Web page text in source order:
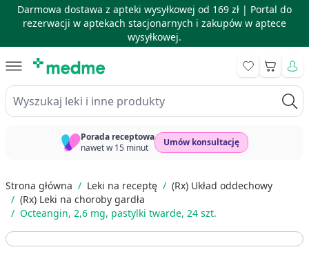
Darmowa dostawa z apteki wysyłkowej od 169 zł | Portal do
rezerwacji w aptekach stacjonarnych i zakupów w aptece
wysyłkowej.
Wyszukaj leki i inne produkty
Koszyk
Porada receptowa
nawet w 15 minut
Umów konsultację
Strona główna / Leki na receptę / (Rx) Układ oddechowy
/ (Rx) Leki na choroby gardła
/ Octeangin, 2,6 mg, pastylki twarde, 24 szt.